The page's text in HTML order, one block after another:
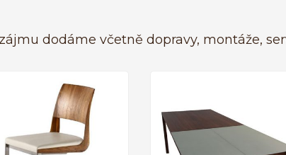
dodáme včetně dopravy, montáže,